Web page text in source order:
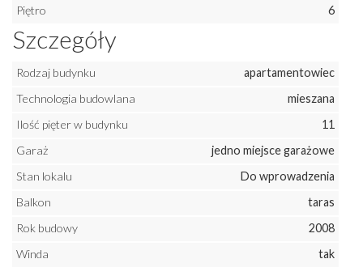
Piętro
6
Szczegóły
Rodzaj budynku
apartamentowiec
Technologia budowlana
mieszana
Ilość pięter w budynku
11
Garaż
jedno miejsce garażowe
Stan lokalu
Do wprowadzenia
Balkon
taras
Rok budowy
2008
Winda
tak